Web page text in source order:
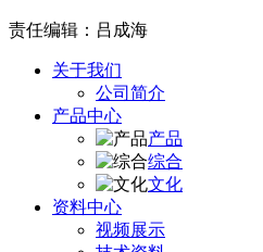
责任编辑：吕成海
关于我们
公司简介
产品中心
产品
综合
文化
资料中心
视频展示